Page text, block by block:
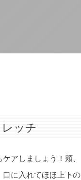
ッチ
アしましょう！頬
に入れてほほ上下